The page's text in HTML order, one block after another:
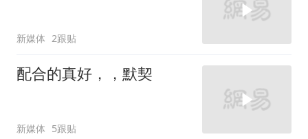
新媒体 2跟贴
配合的真好，，默契
新媒体 5跟贴